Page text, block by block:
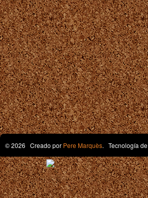
© 2026 Creado por Pere Marquès. Tecnología de